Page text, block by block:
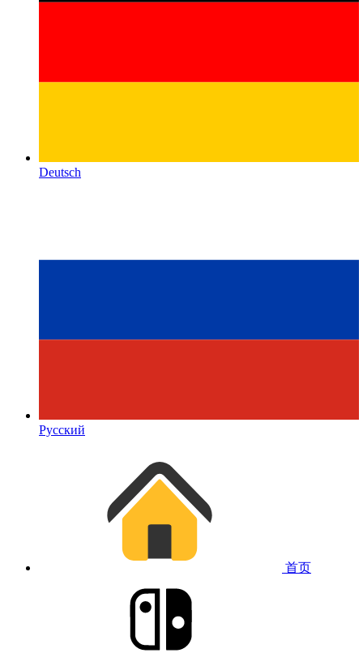
Deutsch
Русский
首页